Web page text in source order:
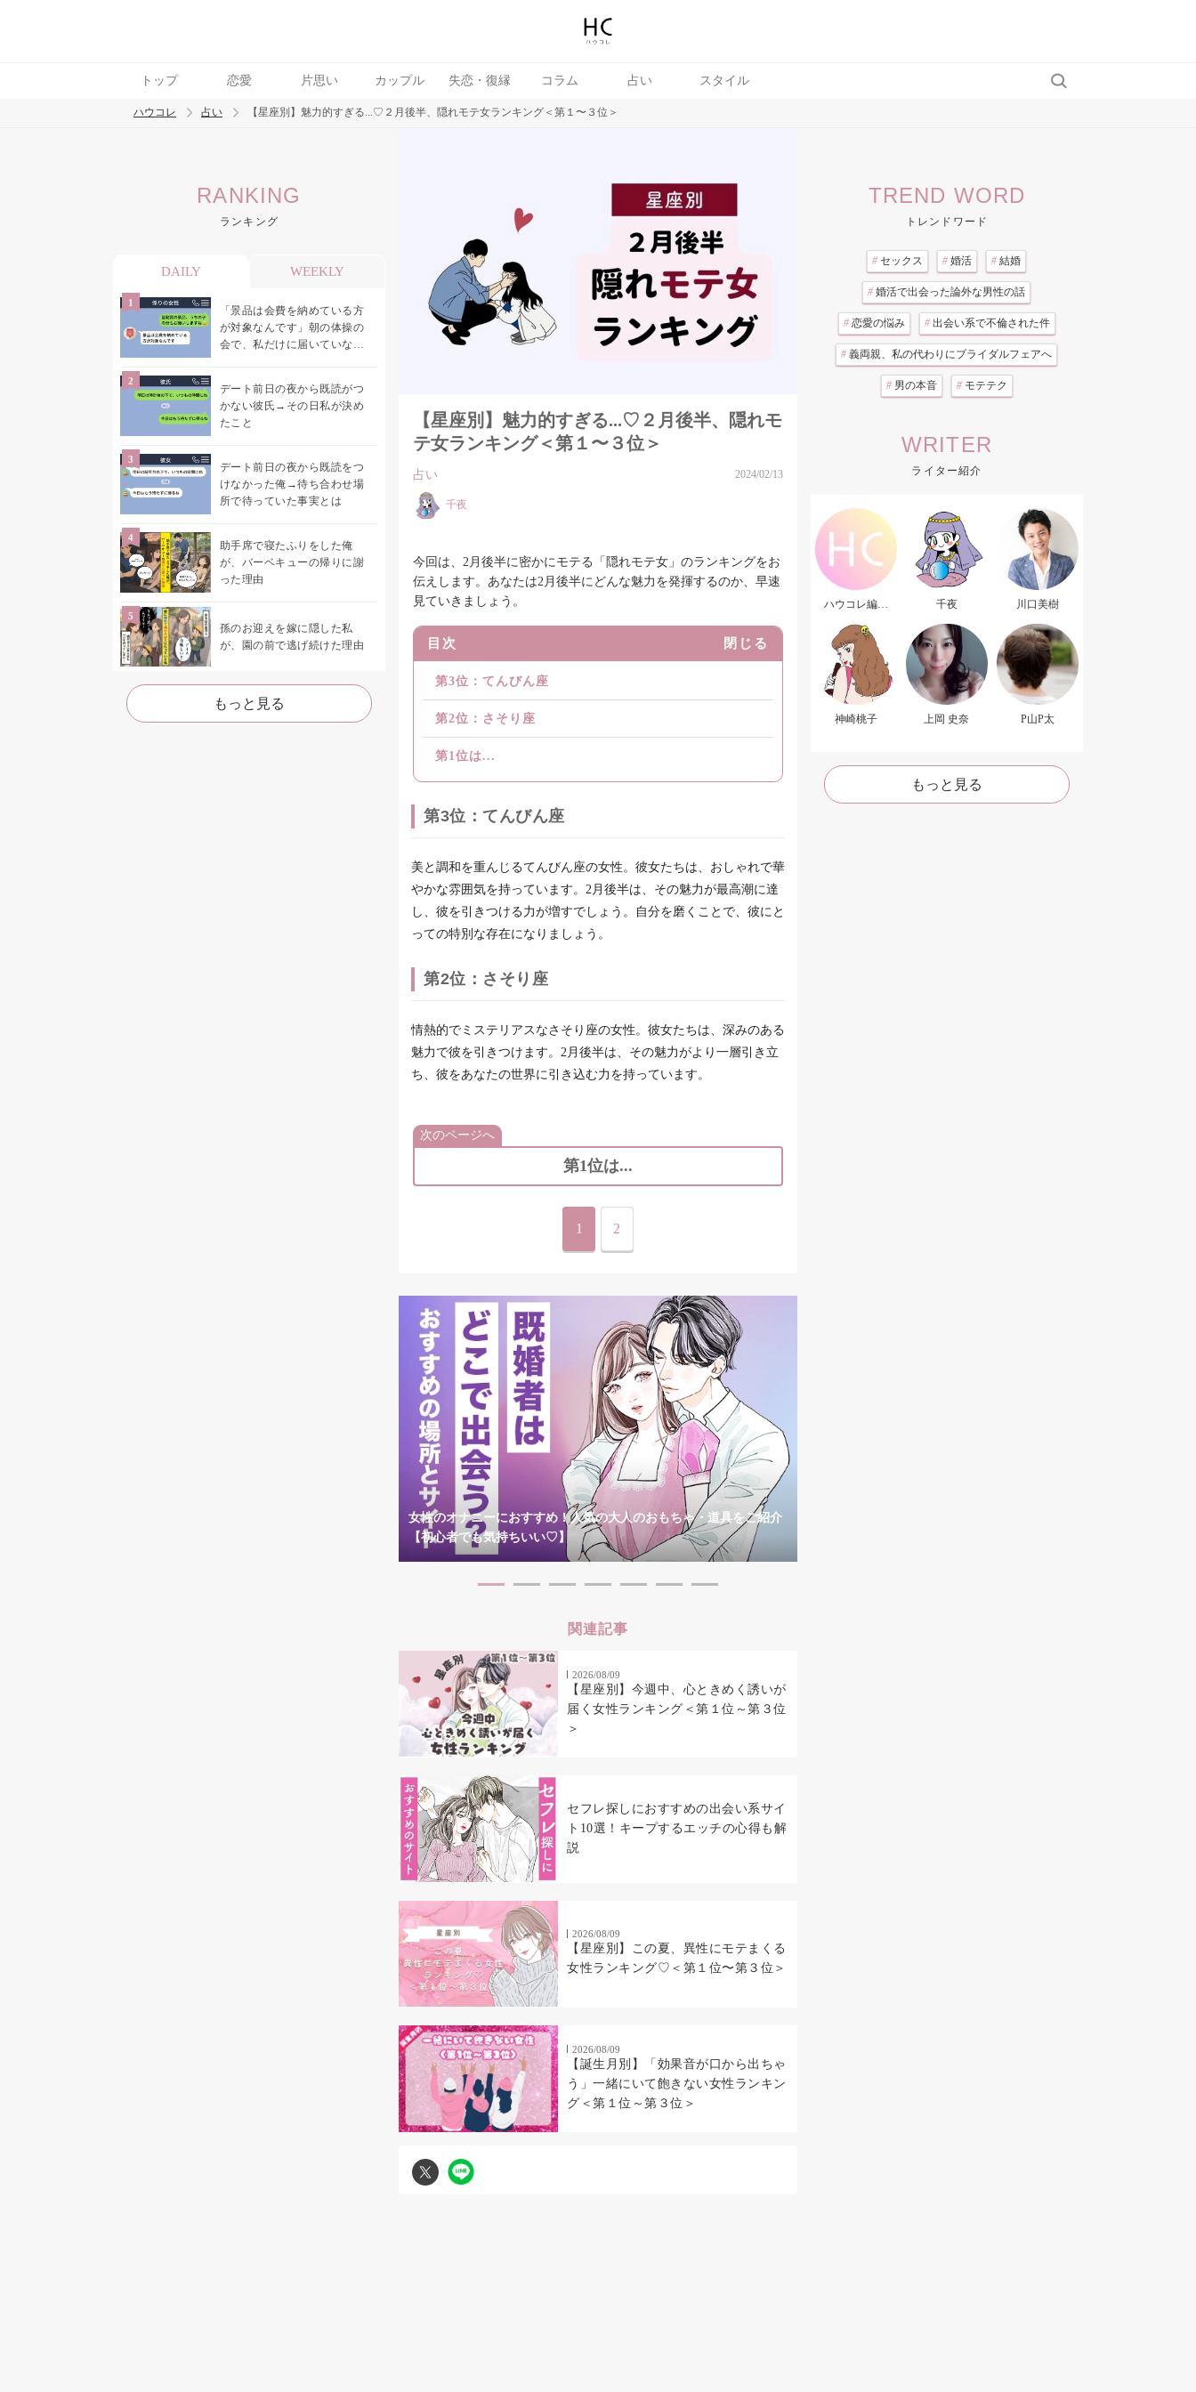
トップ 恋愛 片思い カップル 失恋・復縁 コラム 占い スタイル
トレンド ワード
ハウコレ 占い 【星座別】魅力的すぎる...♡２月後半、隠れモテ女ランキング＜第１〜３位＞
RANKING
ランキング
DAILY WEEKLY
「景品は会費を納めている方
が対象なんです」朝の体操の
会で、私だけに届いていなか
デート前日の夜から既読がつ
かない彼氏→その日私が決め
たこと
デート前日の夜から既読をつ
けなかった俺→待ち合わせ場
所で待っていた事実とは
助手席で寝たふりをした俺
が、バーベキューの帰りに謝
った理由
孫のお迎えを嫁に隠した私
が、園の前で逃げ続けた理由
もっと見る
【星座別】魅力的すぎる...♡２月後半、隠れモ
テ女ランキング＜第１〜３位＞
占い 2024/02/13
千夜
今回は、2月後半に密かにモテる「隠れモテ女」のランキングをお
伝えします。あなたは2月後半にどんな魅力を発揮するのか、早速
見ていきましょう。
目次 閉じる
第3位：てんびん座
第2位：さそり座
第1位は...
第3位：てんびん座
美と調和を重んじるてんびん座の女性。彼女たちは、おしゃれで華
やかな雰囲気を持っています。2月後半は、その魅力が最高潮に達
し、彼を引きつける力が増すでしょう。自分を磨くことで、彼にと
っての特別な存在になりましょう。
第2位：さそり座
情熱的でミステリアスなさそり座の女性。彼女たちは、深みのある
魅力で彼を引きつけます。2月後半は、その魅力がより一層引き立
ち、彼をあなたの世界に引き込む力を持っています。
次のページへ
第1位は...
1 2
女性のオナニーにおすすめ！人気の大人のおもちゃ・道具をご紹介
【初心者でも気持ちいい♡】
関連記事
2026/08/09
【星座別】今週中、心ときめく誘いが
届く女性ランキング＜第１位～第３位
＞
セフレ探しにおすすめの出会い系サイ
ト10選！キープするエッチの心得も解
説
2026/08/09
【星座別】この夏、異性にモテまくる
女性ランキング♡＜第１位〜第３位＞
2026/08/09
【誕生月別】「効果音が口から出ちゃ
う」一緒にいて飽きない女性ランキン
グ＜第１位～第３位＞
TREND WORD
トレンドワード
# セックス # 婚活 # 結婚
# 婚活で出会った論外な男性の話
# 恋愛の悩み # 出会い系で不倫された件
# 義両親、私の代わりにブライダルフェアへ
# 男の本音 # モテテク
WRITER
ライター紹介
ハウコレ編集
千夜 川口美樹
神崎桃子 上岡 史奈 P山P太
もっと見る